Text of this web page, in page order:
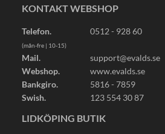
KONTAKT WEBSHOP
Telefon. 0512 - 928 60
(mån-fre | 10-15)
Mail.
support@evalds.se
Webshop.
www.evalds.se
Bankgiro.
5816 - 7859
Swish.
123 554 30 87
LIDKÖPING BUTIK